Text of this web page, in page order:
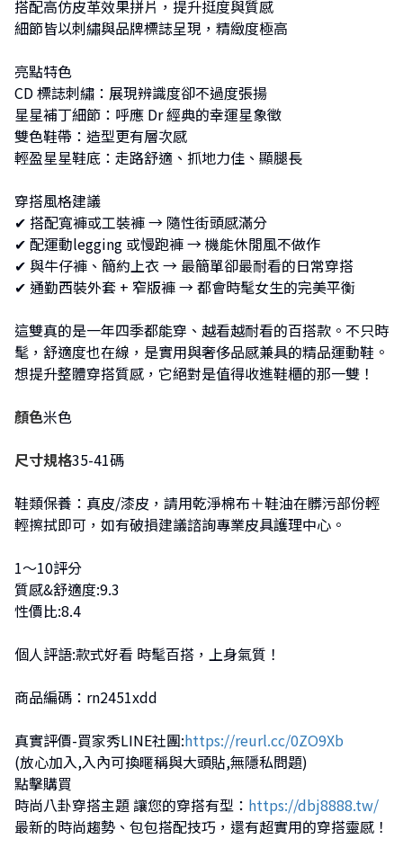
搭配高仿皮革效果拼片，提升挺度與質感
細節皆以刺繡與品牌標誌呈現，精緻度極高
亮點特色
CD 標誌刺繡：展現辨識度卻不過度張揚
星星補丁細節：呼應 Dr 經典的幸運星象徵
雙色鞋帶：造型更有層次感
輕盈星星鞋底：走路舒適、抓地力佳、顯腿長
穿搭風格建議
✔︎ 搭配寬褲或工裝褲 → 隨性街頭感滿分
✔︎ 配運動legging 或慢跑褲 → 機能休閒風不做作
✔︎ 與牛仔褲、簡約上衣 → 最簡單卻最耐看的日常穿搭
✔︎ 通勤西裝外套 + 窄版褲 → 都會時髦女生的完美平衡
這雙真的是一年四季都能穿、越看越耐看的百搭款。不只時
髦，舒適度也在線，是實用與奢侈品感兼具的精品運動鞋。
想提升整體穿搭質感，它絕對是值得收進鞋櫃的那一雙！
顏色米色
尺寸規格35-41碼
鞋類保養：真皮/漆皮，請用乾淨棉布＋鞋油在髒污部份輕
輕擦拭即可，如有破損建議諮詢專業皮具護理中心。
1～10評分
質感&舒適度:9.3
性價比:8.4
個人評語:款式好看 時髦百搭，上身氣質！
商品編碼：rn2451xdd
真實評價-買家秀LINE社團:https://reurl.cc/0ZO9Xb
(放心加入,入內可換暱稱與大頭貼,無隱私問題)
點擊購買
時尚八卦穿搭主題 讓您的穿搭有型： https://dbj8888.tw/
最新的時尚趨勢、包包搭配技巧，還有超實用的穿搭靈感！